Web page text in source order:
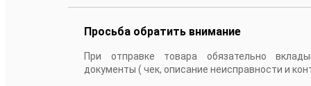
Просьба обратить внимание
При отправке товара обязательно
документы ( чек, описание неисправности и